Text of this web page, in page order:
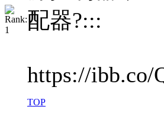
配器?:::
https://ibb.co/
TOP